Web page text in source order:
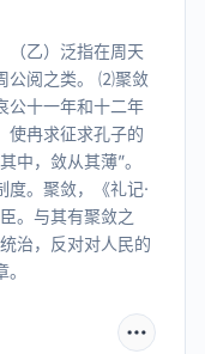
乙）泛指在周天
公阅之类。 ⑵聚敛
十一年和十二年
使冉求征求孔子的
中，敛从其薄”。
。聚敛，《礼记·
。与其有聚敛之
治，反对对人民的